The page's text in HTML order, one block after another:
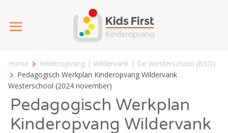
Home
Kinderopvang | Wildervank | De Westerschool (BSO)
Pedagogisch Werkplan Kinderopvang Wildervank
Westerschool (2024 november)
Pedagogisch Werkplan
Kinderopvang Wildervank